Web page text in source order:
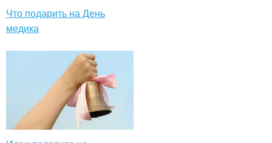
Что подарить на День
медика